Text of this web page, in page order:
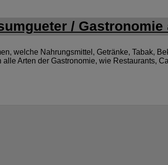
/
welche Nahrungsmittel, Getränke, Tabak,
Arten der Gastronomie, wie Restaurants,